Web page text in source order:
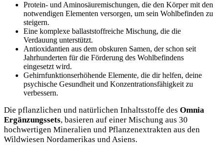
Protein- und Aminosäuremischungen, die den Körper mit den
notwendigen Elementen versorgen, um sein Wohlbefinden zu
steigern.
Eine komplexe ballaststoffreiche Mischung, die die
Verdauung unterstützt.
Antioxidantien aus dem obskuren Samen, der schon seit
Jahrhunderten für die Förderung des Wohlbefindens
eingesetzt wird.
Gehirnfunktionserhöhende Elemente, die dir helfen, deine
psychische Gesundheit und Konzentrationsfähigkeit zu
verbessern.
Die pflanzlichen und natürlichen Inhaltsstoffe des Omnia
Ergänzungssets, basieren auf einer Mischung aus 30
hochwertigen Mineralien und Pflanzenextrakten aus den
Wildwiesen Nordamerikas und Asiens.